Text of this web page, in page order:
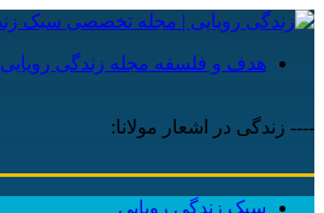
هدف و فلسفه مجله زندگی رویایی
---- زندگی در اشعار مولانا:
سبک زندگی رویایی